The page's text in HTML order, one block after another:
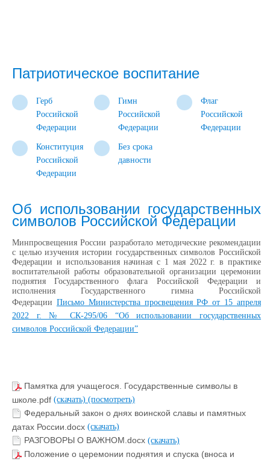
Патриотическое воспитание
Герб
Российской
Федерации
Гимн
Российской
Федерации
Флаг
Российской
Федерации
Конституция
Российской
Федерации
Без срока
давности
Об использовании государственных
символов Российской Федерации
Минпросвещения России разработало методические рекомендации
с целью изучения истории государственных символов Российской
Федерации и использования начиная с 1 мая 2022 г. в практике
воспитательной работы образовательной организации церемонии
поднятия Государственного флага Российской Федерации и
исполнения Государственного гимна Российской
Федерации Письмо Министерства просвещения РФ от 15 апреля
2022 г. № СК-295/06 “Об использовании государственных
символов Российской Федерации”
Памятка для учащегося. Государственные символы в
школе.pdf (скачать) (посмотреть)
Федеральный закон о днях воинской славы и памятных
датах России.docx (скачать)
РАЗГОВОРЫ О ВАЖНОМ.docx (скачать)
Положение о церемонии поднятия и спуска (вноса и